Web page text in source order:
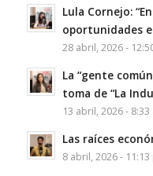
Lula Cornejo:
oportunidades
28 abril, 2026 -
La “gente
toma de “La
13 abril, 2026 - 8:33
Las raíces
8 abril, 2026 - 11:13